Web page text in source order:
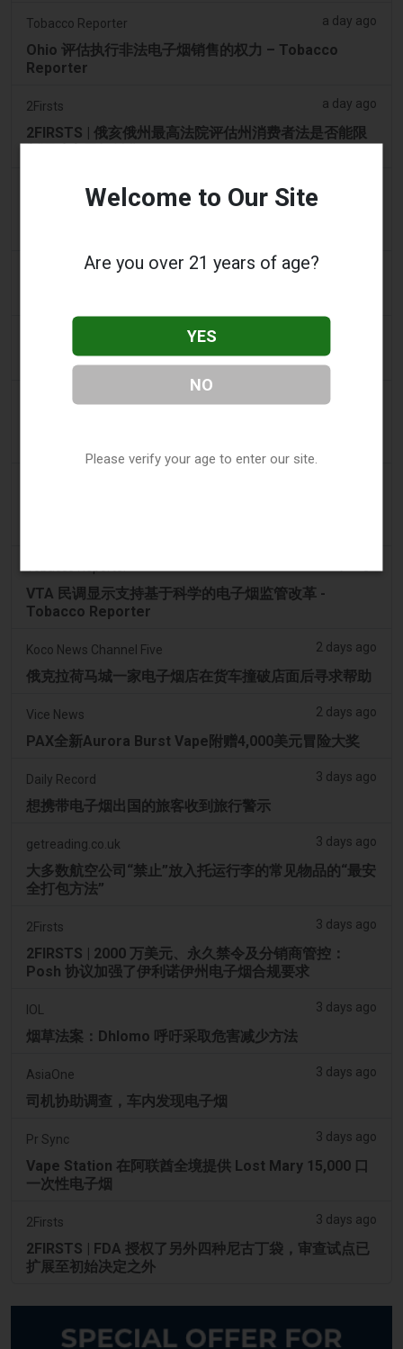
Tobacco Reporter a day ago
Ohio 评估执行非法电子烟销售的权力 – Tobacco
Reporter
2Firsts a day ago
2FIRSTS | 俄亥俄州最高法院评估州消费者法是否能限
Google News
Yahoo! News 2 days ago
Dentsu 赢得南澳州戒烟与电子烟控制业务 - AdNews
Newsbreak 2 days ago
VTA 民调显示支持基于科学的电子烟监管改革 -
Tobacco Reporter
Koco News Channel Five 2 days ago
俄克拉荷马城一家电子烟店在货车撞破店面后寻求帮助
Vice News 2 days ago
PAX全新Aurora Burst Vape附赠4,000美元冒险大奖
Daily Record 3 days ago
想携带电子烟出国的旅客收到旅行警示
getreading.co.uk 3 days ago
大多数航空公司“禁止”放入托运行李的常见物品的“最安
全打包方法”
2Firsts 3 days ago
2FIRSTS | 2000 万美元、永久禁令及分销商管控：
Posh 协议加强了伊利诺伊州电子烟合规要求
IOL 3 days ago
烟草法案：Dhlomo 呼吁采取危害减少方法
AsiaOne 3 days ago
司机协助调查，车内发现电子烟
Pr Sync 3 days ago
Vape Station 在阿联酋全境提供 Lost Mary 15,000 口
一次性电子烟
2Firsts 3 days ago
2FIRSTS | FDA 授权了另外四种尼古丁袋，审查试点已
扩展至初始决定之外
Welcome to Our Site
Are you over 21 years of age?
YES
NO
Please verify your age to enter our site.